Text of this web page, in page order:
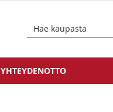
YHTEYDENOTTO